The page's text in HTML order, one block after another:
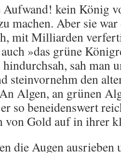
Aufwand! kein König
machen. Aber sie
mit Milliarden
»das grüne
sah man
steinvornehm den
Algen, an grünen
so beneidenswert
Gold auf in ihrer
die Augen ausrieben